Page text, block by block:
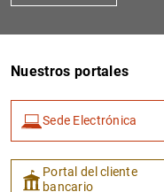
Nuestros portales
Sede Electrónica
Portal del cliente
bancario